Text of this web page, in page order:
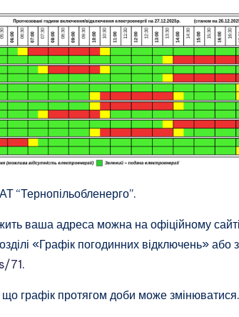
“Тернопільобленерго”.
ваша адреса можна на офіційному
«Графік погодинних відключень» або
71.
графік протягом доби може змінюватися.